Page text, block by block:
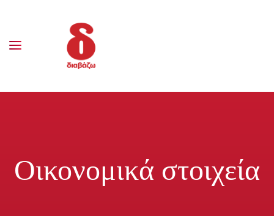
Οικονομικά στοιχεία